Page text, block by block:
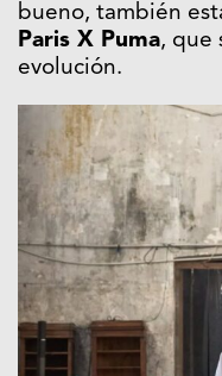
bueno, también
Paris X Puma, que
evolución.